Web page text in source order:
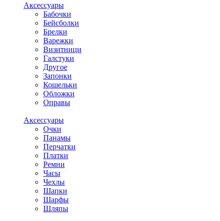
Аксессуары
Бабочки
Бейсболки
Брелки
Варежки
Визитници
Галстуки
Другое
Запонки
Кошельки
Обложки
Оправы
Аксессуары
Очки
Панамы
Перчатки
Платки
Ремни
Часы
Чехлы
Шапки
Шарфы
Шляпы